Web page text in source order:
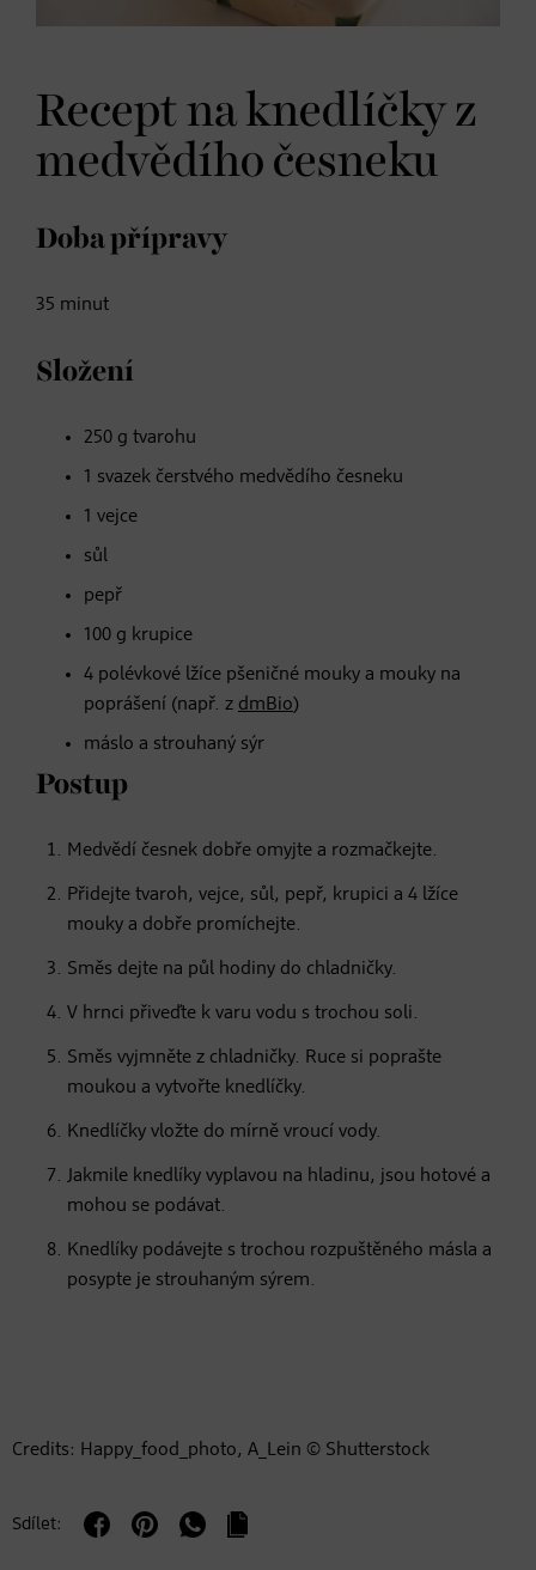
Recept na knedlíčky z
medvědího česneku
Doba přípravy
35 minut
Složení
250 g tvarohu
1 svazek čerstvého medvědího česneku
1 vejce
sůl
pepř
100 g krupice
4 polévkové lžíce pšeničné mouky a mouky na
poprášení (např. z dmBio)
máslo a strouhaný sýr
Postup
Medvědí česnek dobře omyjte a rozmačkejte.
Přidejte tvaroh, vejce, sůl, pepř, krupici a 4 lžíce
mouky a dobře promíchejte.
Směs dejte na půl hodiny do chladničky.
V hrnci přiveďte k varu vodu s trochou soli.
Směs vyjmněte z chladničky. Ruce si poprašte
moukou a vytvořte knedlíčky.
Knedlíčky vložte do mírně vroucí vody.
Jakmile knedlíky vyplavou na hladinu, jsou hotové a
mohou se podávat.
Knedlíky podávejte s trochou rozpuštěného másla a
posypte je strouhaným sýrem.
Credits: Happy_food_photo, A_Lein © Shutterstock
Sdílet: